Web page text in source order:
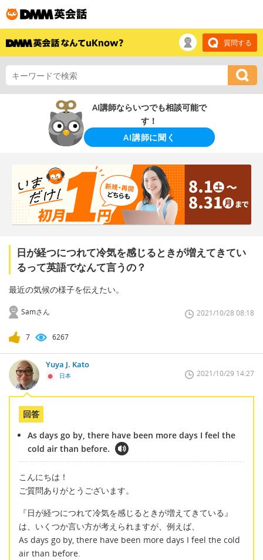
質問する
AI講師ならいつでも相談可能で
す！
AI講師に聞く
日が経つにつれて冷気を感じるときが増えてきてい
るって英語でなんて言うの？
最近の気候の様子を伝えたい。
Samさん 2021/10/28 08:18
7 6267
Yuya J. Kato
日本 2021/10/29 14:27
回答
As days go by, there have been more days I feel the
cold air than before.
こんにちは！
ご質問ありがとうございます。
『日が経つにつれて冷気を感じるときが増えてきている』
は、いくつか言い方が考えられますが、例えば、
As days go by, there have been more days I feel the cold
air than before.